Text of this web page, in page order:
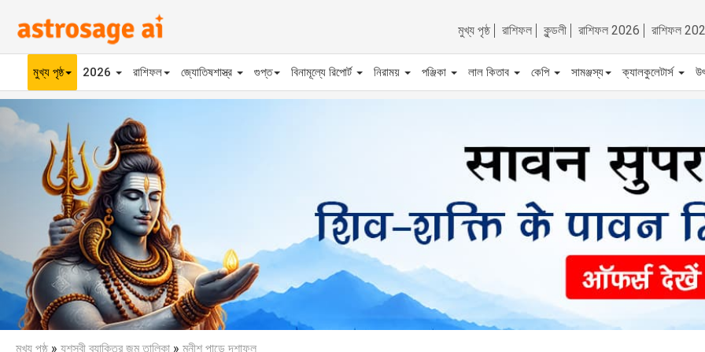
মুখ্য পৃষ্ঠ রাশিফল কুন্ডলী রাশিফল 2026 রাশিফল
মুখ্য পৃষ্ঠ 2026 রাশিফল জ্যোতিষশাস্ত্র গুপ্ত বিনামূল্যে রিপোর্ট নিরাময় পঞ্জিকা লাল কিতাব কেপি সামঞ্জস্য ক্যালকুলেটার্স
Previous
মুখ্য পৃষ্ঠ » যশস্বী ব্যাক্তির জন্ম তালিকা » মনীশ পান্ডে দশাফল